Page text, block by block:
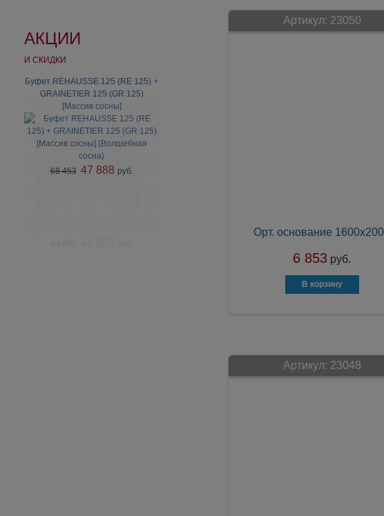
АКЦИИ
И СКИДКИ
Комод "Ольса" 042 (белый лак)
(3.1.1) из массива сосны
Буфет REHAUSSE 125 (RE 125) +
GRAINETIER 125 (GR 125)
[Массив сосны]
68 453 47 888 руб.
Артикул: 23050
Орт. основание
6 853 руб.
Артикул: 23048